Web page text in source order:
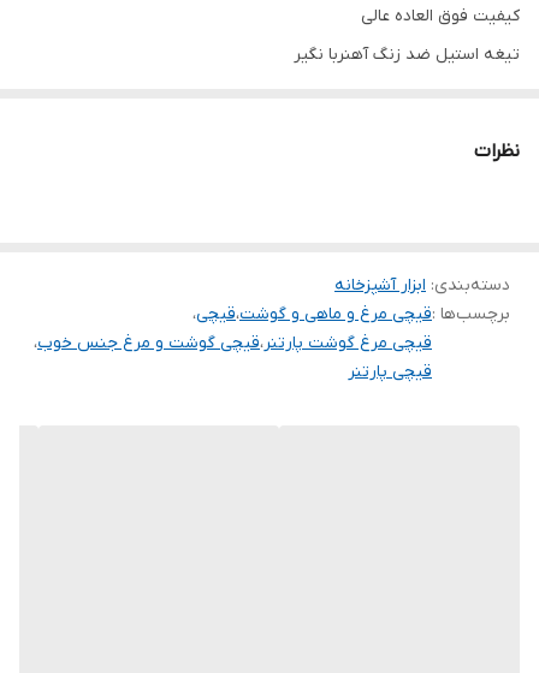
کیفیت فوق العاده عالی
تیغه استیل ضد زنگ آهنربا نگیر
نظرات
دسته‌بندی: ابزار آشپزخانه
برچسب‌ها :قیچی مرغ و ماهی و گوشت،قیچی،
قیچی مرغ گوشت پارتنر،قیچی گوشت و مرغ جنس خوب،
قیچی پارتنر